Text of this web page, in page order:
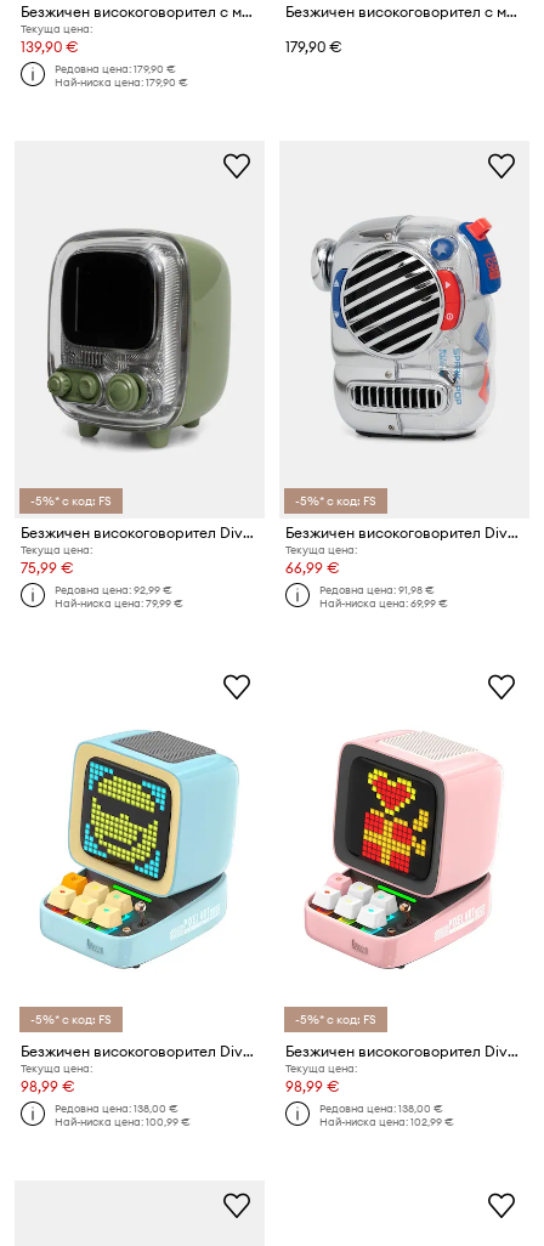
Безжичен високоговорител с микрофони Divoom Songbird SE
Текуща цена:
139,90 €
Редовна цена:179,90 €
Най-ниска цена:179,90 €
Безжичен високоговорител с микрофони Divoom Songbird SE
179,90 €
-5%* с код: FS
Безжичен високоговорител Divoom Tivoo 2
Текуща цена:
75,99 €
Редовна цена:92,99 €
Най-ниска цена:79,99 €
-5%* с код: FS
Безжичен високоговорител Divoom Sparkpop
Текуща цена:
66,99 €
Редовна цена:91,98 €
Най-ниска цена:69,99 €
-5%* с код: FS
Безжичен високоговорител Divoom Art Game Retro
Текуща цена:
98,99 €
Редовна цена:138,00 €
Най-ниска цена:100,99 €
-5%* с код: FS
Безжичен високоговорител Divoom Art Game Retro
Текуща цена:
98,99 €
Редовна цена:138,00 €
Най-ниска цена:102,99 €